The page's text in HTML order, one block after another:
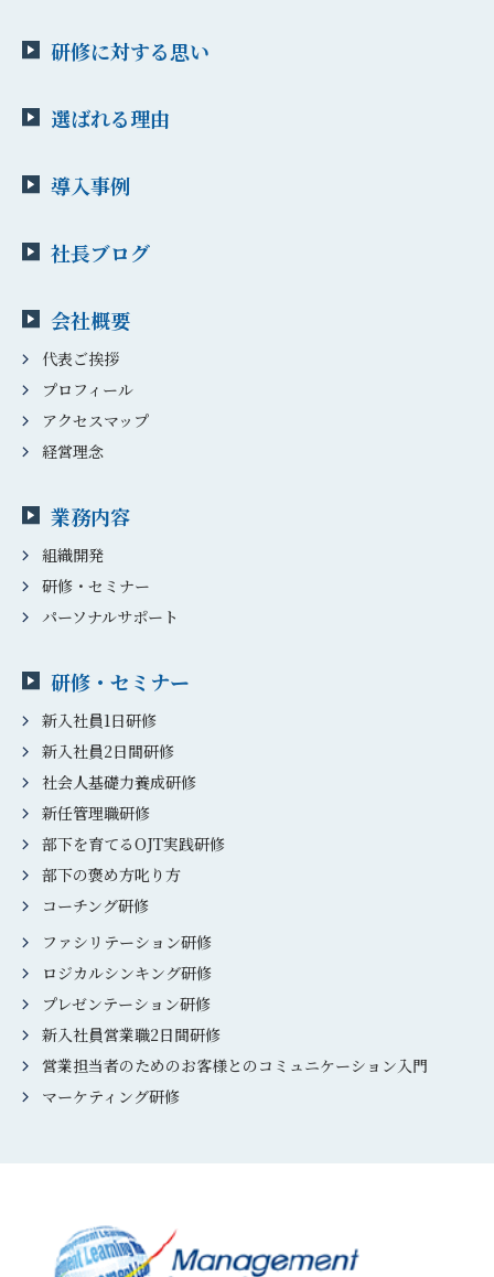
研修に対する思い
選ばれる理由
導入事例
社長ブログ
会社概要
代表ご挨拶
プロフィール
アクセスマップ
経営理念
業務内容
組織開発
研修・セミナー
パーソナルサポート
研修・セミナー
新入社員1日研修
新入社員2日間研修
社会人基礎力養成研修
新任管理職研修
部下を育てるOJT実践研修
部下の褒め方叱り方
コーチング研修
ファシリテーション研修
ロジカルシンキング研修
プレゼンテーション研修
新入社員営業職2日間研修
営業担当者のためのお客様とのコミュニケーション入門
マーケティング研修